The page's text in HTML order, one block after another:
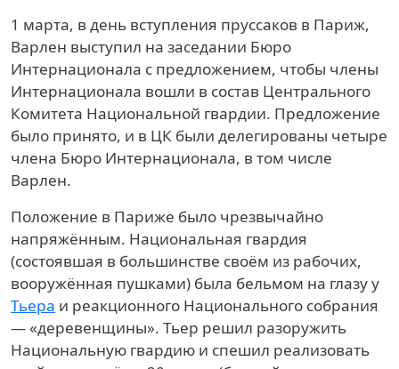
1 марта, в день вступления пруссаков в Париж,
Варлен выступил на заседании Бюро
Интернационала с предложением, чтобы члены
Интернационала вошли в состав Центрального
Комитета Национальной гвардии. Предложение
было принято, и в ЦК были делегированы четыре
члена Бюро Интернационала, в том числе
Варлен.
Положение в Париже было чрезвычайно
напряжённым. Национальная гвардия
(состоявшая в большинстве своём из рабочих,
вооружённая пушками) была бельмом на глазу у
Тьера и реакционного Национального собрания
— «деревенщины». Тьер решил разоружить
Национальную гвардию и спешил реализовать